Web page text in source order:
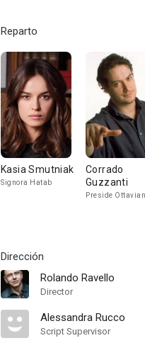
Reparto
Kasia Smutniak
Signora Hatab
Corrado
Guzzanti
Preside
Dirección
Rolando Ravello
Director
Alessandra Rucco
Script Supervisor